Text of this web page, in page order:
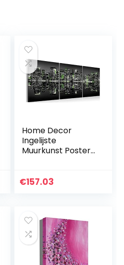
Home Decor
Ingelijste
Muurkunst Poster
City Canvas
€157.03